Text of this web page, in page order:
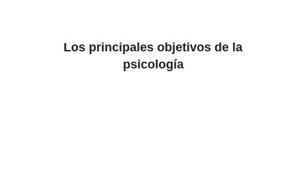
Los principales objetivos de la
psicología